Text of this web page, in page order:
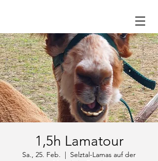
1,5h Lamatour
Sa., 25. Feb.
  |
Selztal-Lamas auf der